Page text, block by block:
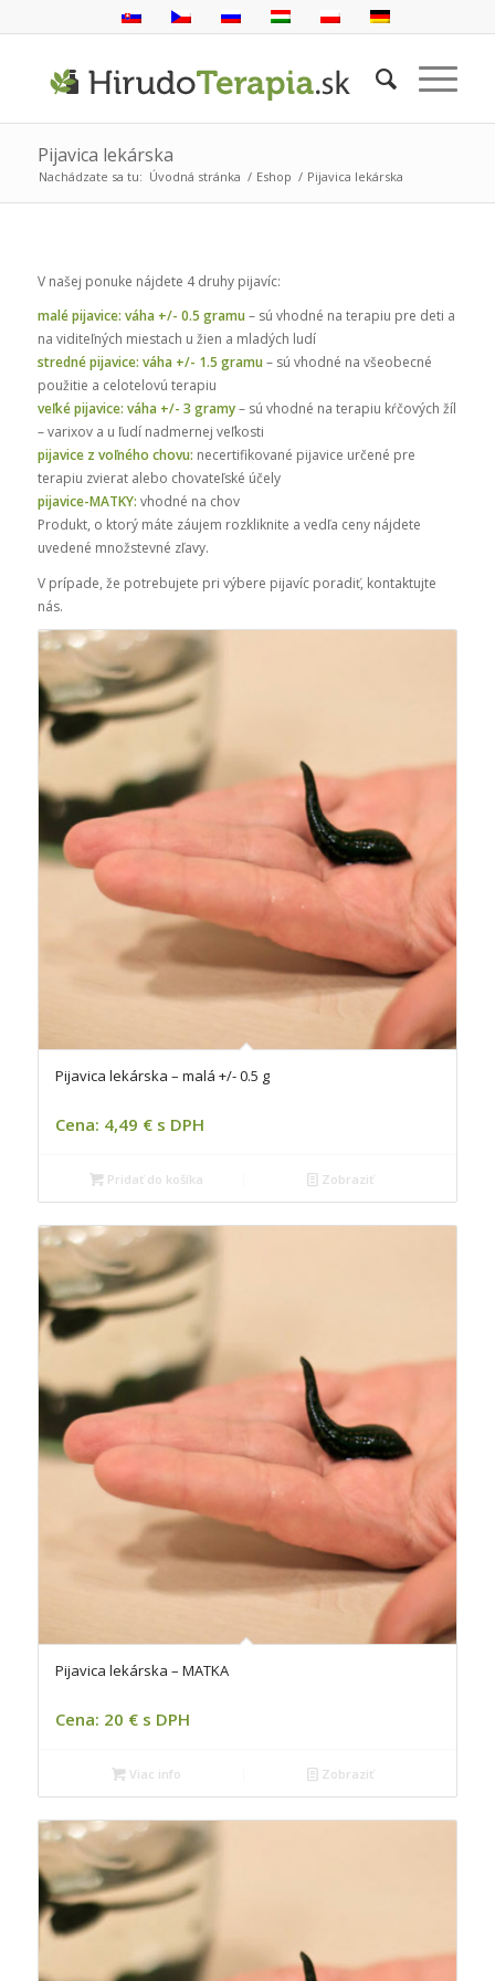
Pijavica lekárska
Nachádzate sa tu: Úvodná stránka / Eshop / Pijavica lekárska
V našej ponuke nájdete 4 druhy pijavíc:
malé pijavice: váha +/- 0.5 gramu – sú vhodné na terapiu pre deti a
na viditeľných miestach u žien a mladých ludí
stredné pijavice: váha +/- 1.5 gramu – sú vhodné na všeobecné
použitie a celotelovú terapiu
veľké pijavice: váha +/- 3 gramy– sú vhodné na terapiu kŕčových žíl
– varixov a u ľudí nadmernej veľkosti
pijavice z voľného chovu: necertifikované pijavice určené pre
terapiu zvierat alebo chovateľské účely
pijavice-MATKY: vhodné na chov
Produkt, o ktorý máte záujem rozkliknite a vedľa ceny nájdete
uvedené množstevné zľavy.
V prípade, že potrebujete pri výbere pijavíc poradiť, kontaktujte
nás.
Pijavica lekárska – malá +/- 0.5 g
Cena: 4,49 € s DPH
Pridať do košíka Zobraziť
Pijavica lekárska – MATKA
Cena: 20 € s DPH
Viac info Zobraziť